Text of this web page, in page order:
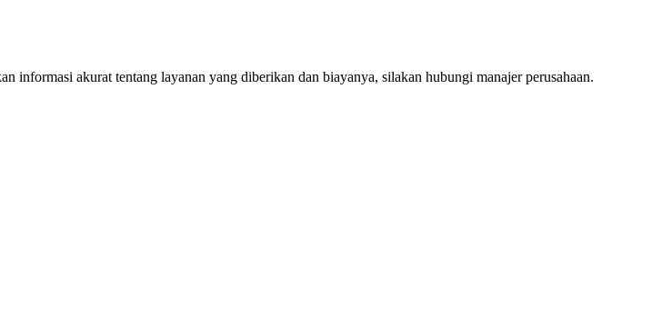
akurat tentang layanan yang diberikan dan biayanya, silakan hubungi manajer perusahaan.